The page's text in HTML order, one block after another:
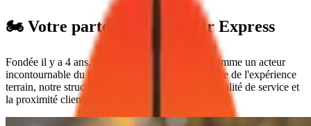
🏍️ Votre partenaire Coursier Express
Fondée il y a 4 ans,
s'est imposée comme un acteur
incontournable dutransport express à Paris
. Née de l'expérience
terrain, notre structure de coursiers privilégie la qualité de service et
la proximité client plutôt que la quantité industrielle.